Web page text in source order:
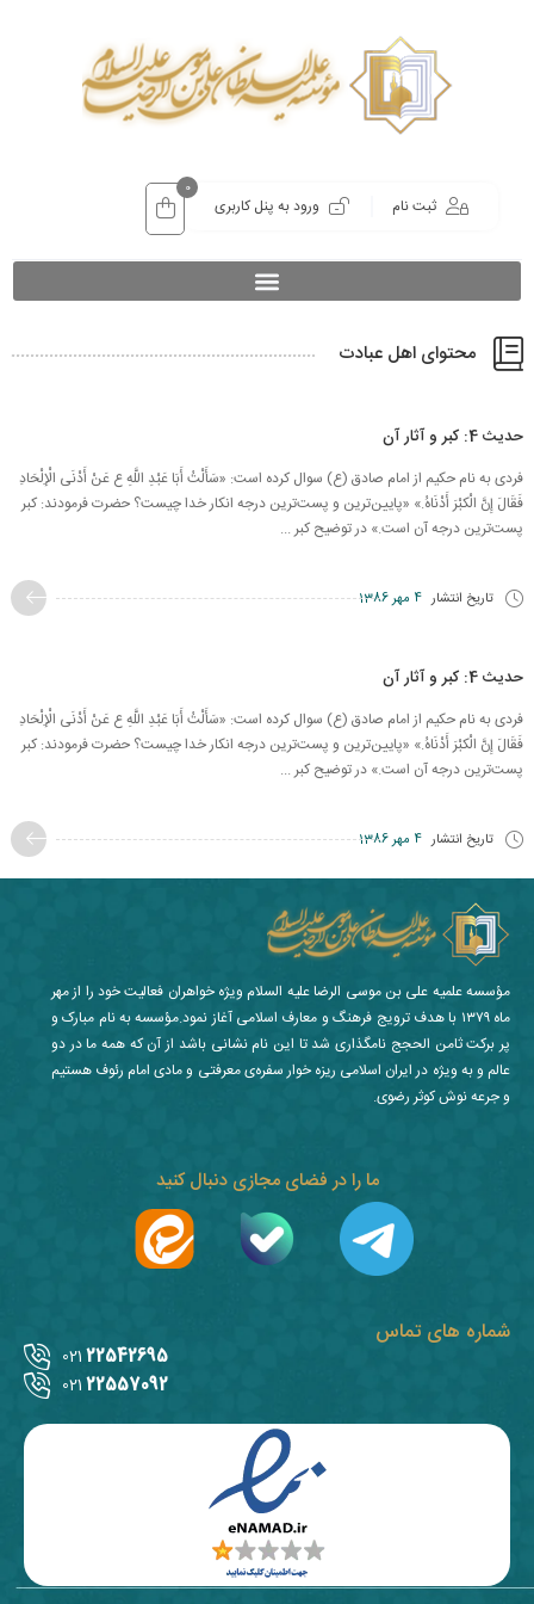
ثبت نام ورود به پنل کاربری
0
محتوای اهل عبادت
حدیث 4: کبر و آثار آن
فردی به نام حکیم از امام صادق (ع) سوال کرده است: «سَأَلْتُ أَبَا عَبْدِ اللَّهِ ع عَنْ أَدْنَى الْإِلْحَادِ
فَقَالَ إِنَّ الْکبْرَ أَدْنَاهُ.» «پایین‌ترین و پست‌ترین درجه انکار خدا چیست؟ حضرت فرمودند: کبر
پست‌ترین درجه آن است.» در توضیح کبر ...
تاریخ انتشار 4 مهر 1386
حدیث 4: کبر و آثار آن
فردی به نام حکیم از امام صادق (ع) سوال کرده است: «سَأَلْتُ أَبَا عَبْدِ اللَّهِ ع عَنْ أَدْنَى الْإِلْحَادِ
فَقَالَ إِنَّ الْکبْرَ أَدْنَاهُ.» «پایین‌ترین و پست‌ترین درجه انکار خدا چیست؟ حضرت فرمودند: کبر
پست‌ترین درجه آن است.» در توضیح کبر ...
تاریخ انتشار 4 مهر 1386
شماره های تماس
22542695
021
22557092
021
ما را در فضای مجازی دنبال کنید
مؤسسه علمیه علی بن موسی الرضا علیه السلام ویژه خواهران فعالیت خود را از مهر
ماه ۱۳۷۹ با هدف ترویج فرهنگ و معارف اسلامی آغاز نمود.مؤسسه به نام مبارک و
پر برکت ثامن الحجج نامگذاری شد تا این نام نشانی باشد از آن که همه ما در دو
عالم و به ویژه در ایران اسلامی ریزه خوار سفره‌ی معرفتی و مادی امام رئوف هستیم
و جرعه نوش کوثر رضوی.